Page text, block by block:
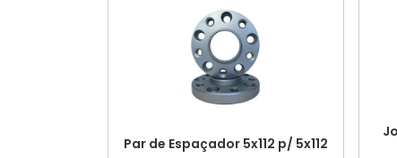
Par de Espaçador 5x112 p/ 5x112